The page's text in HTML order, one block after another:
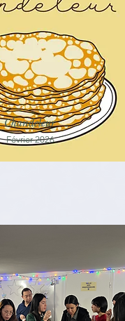
Chandeleur
Février 2026